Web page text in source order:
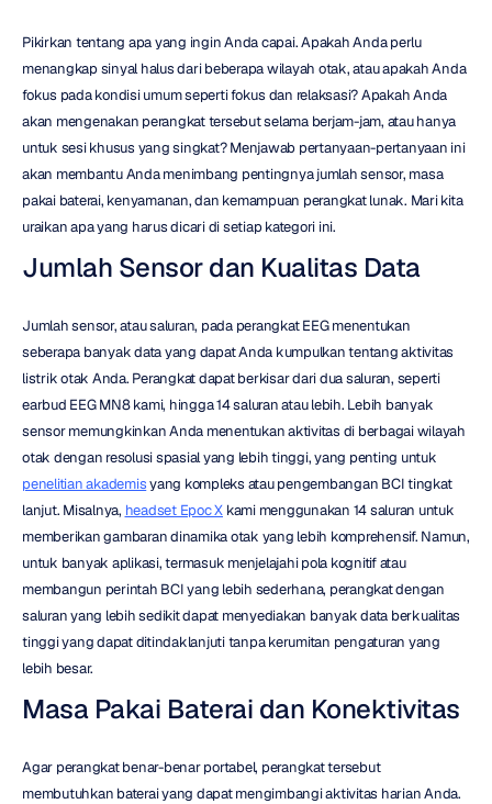
Pikirkan tentang apa yang ingin Anda capai. Apakah Anda perlu
menangkap sinyal halus dari beberapa wilayah otak, atau apakah Anda
fokus pada kondisi umum seperti fokus dan relaksasi? Apakah Anda
akan mengenakan perangkat tersebut selama berjam-jam, atau hanya
untuk sesi khusus yang singkat? Menjawab pertanyaan-pertanyaan ini
akan membantu Anda menimbang pentingnya jumlah sensor, masa
pakai baterai, kenyamanan, dan kemampuan perangkat lunak. Mari kita
uraikan apa yang harus dicari di setiap kategori ini.
Jumlah Sensor dan Kualitas Data
Jumlah sensor, atau saluran, pada perangkat EEG menentukan
seberapa banyak data yang dapat Anda kumpulkan tentang aktivitas
listrik otak Anda. Perangkat dapat berkisar dari dua saluran, seperti
earbud EEG MN8 kami, hingga 14 saluran atau lebih. Lebih banyak
sensor memungkinkan Anda menentukan aktivitas di berbagai wilayah
penelitian akademis yang kompleks atau pengembangan BCI tingkat
lanjut. Misalnya, headset Epoc X kami menggunakan 14 saluran untuk
memberikan gambaran dinamika otak yang lebih komprehensif. Namun,
untuk banyak aplikasi, termasuk menjelajahi pola kognitif atau
membangun perintah BCI yang lebih sederhana, perangkat dengan
saluran yang lebih sedikit dapat menyediakan banyak data berkualitas
tinggi yang dapat ditindaklanjuti tanpa kerumitan pengaturan yang
lebih besar.
Masa Pakai Baterai dan Konektivitas
Agar perangkat benar-benar portabel, perangkat tersebut
membutuhkan baterai yang dapat mengimbangi aktivitas harian Anda.